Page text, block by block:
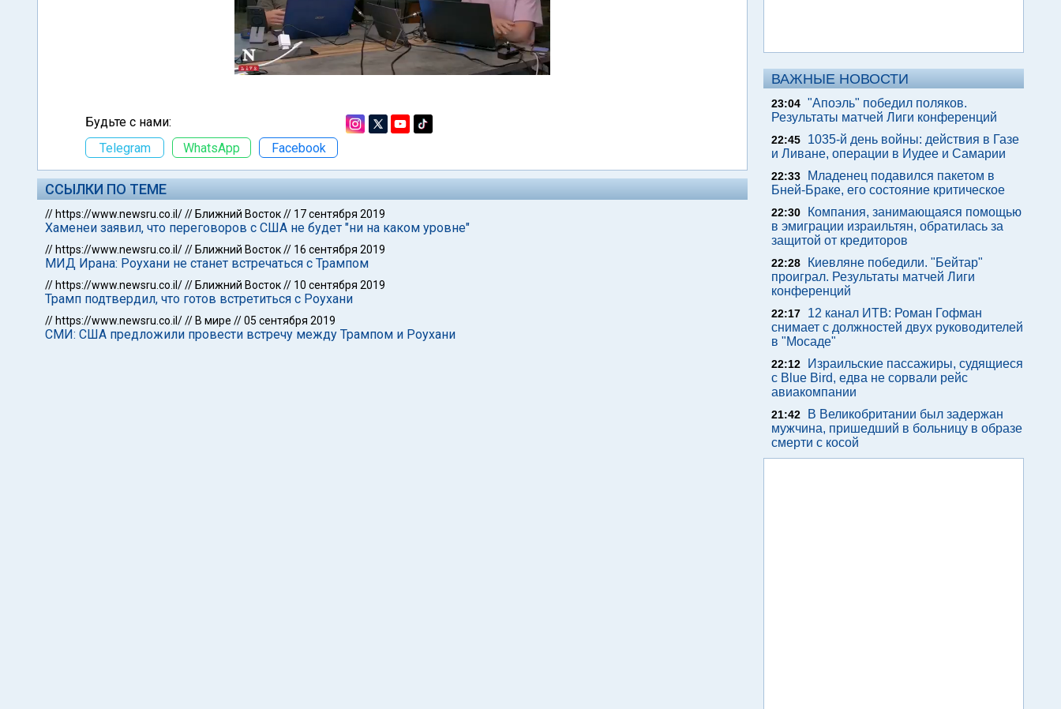
Будьте с нами:
Telegram
WhatsApp Facebook
ССЫЛКИ ПО ТЕМЕ
// https://www.newsru.co.il/// Ближний Восток// 17 сентября 2019
Хаменеи заявил, что переговоров с США не будет "ни на каком уровне"
// https://www.newsru.co.il/// Ближний Восток// 16 сентября 2019
МИД Ирана: Роухани не станет встречаться с Трампом
// https://www.newsru.co.il/// Ближний Восток// 10 сентября 2019
Трамп подтвердил, что готов встретиться с Роухани
// https://www.newsru.co.il/// В мире //05 сентября 2019
СМИ: США предложили провести встречу между Трампом и Роухани
ВАЖНЫЕ НОВОСТИ
23:04 "Апоэль" победил поляков.
Результаты матчей Лиги конференций
22:45
1035-й день войны: действия в Газе
и Ливане, операции в Иудее и Самарии
22:33
Младенец подавился пакетом в
Бней-Браке, его состояние критическое
22:30
Компания, занимающаяся помощью
в эмиграции израильтян, обратилась за
защитой от кредиторов
22:28
Киевляне победили. "Бейтар"
проиграл. Результаты матчей Лиги
конференций
22:17
12 канал ИТВ: Роман Гофман
снимает с должностей двух руководителей
в "Мосаде"
22:12
Израильские пассажиры, судящиеся
с Blue Bird, едва не сорвали рейс
авиакомпании
21:42
В Великобритании был задержан
мужчина, пришедший в больницу в образе
смерти с косой